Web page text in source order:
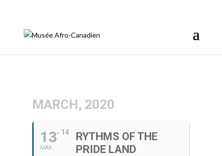
MARCH, 2020
13
MAR
14
RYTHMS OF THE
PRIDE LAND